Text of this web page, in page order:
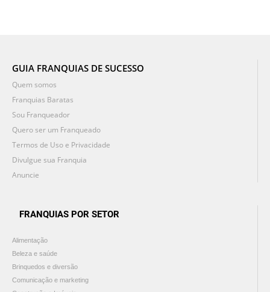
GUIA FRANQUIAS DE SUCESSO
Quem somos
Franquias Baratas
Sou Franqueador
Quero ser um Franqueado
Termos de Uso e Privacidade
Divulgue sua Franquia
Anuncie
FRANQUIAS POR SETOR
Alimentação
Beleza e saúde
Brinquedos e diversão
Comunicação e marketing